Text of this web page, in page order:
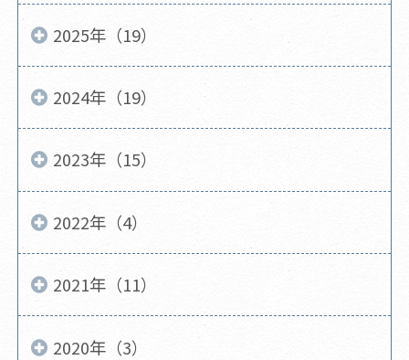
2025年（19）
2024年（19）
2023年（15）
2022年（4）
2021年（11）
2020年（3）